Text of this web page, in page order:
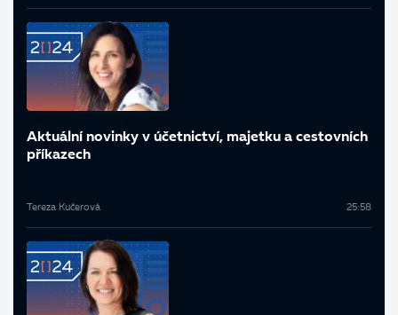
Aktuální novinky v účetnictví, majetku a cestovních
příkazech
Tereza Kučerová 25:58